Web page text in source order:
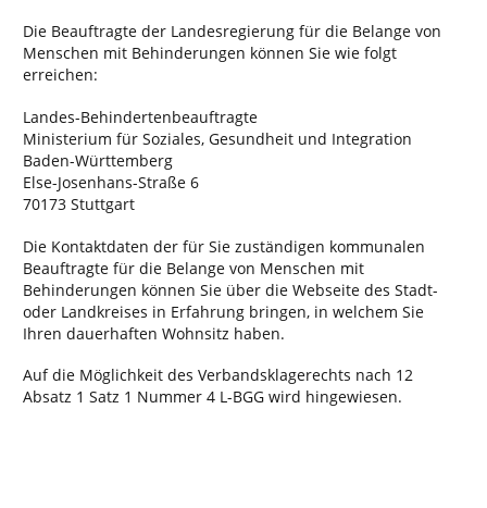
Die Beauftragte der Landesregierung für die Belange von
Menschen mit Behinderungen können Sie wie folgt
erreichen:
Landes-Behindertenbeauftragte
Ministerium für Soziales, Gesundheit und Integration
Baden-Württemberg
Else-Josenhans-Straße 6
70173 Stuttgart
Die Kontaktdaten der für Sie zuständigen kommunalen
Beauftragte für die Belange von Menschen mit
Behinderungen können Sie über die Webseite des Stadt-
oder Landkreises in Erfahrung bringen, in welchem Sie
Ihren dauerhaften Wohnsitz haben.
Auf die Möglichkeit des Verbandsklagerechts nach 12
Absatz 1 Satz 1 Nummer 4 L-BGG wird hingewiesen.